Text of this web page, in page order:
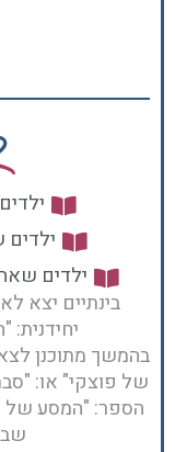
ילדים
בינתיים יצא
בהמשך מתוכנן
של פוצקי" או:
הספר: "המסע